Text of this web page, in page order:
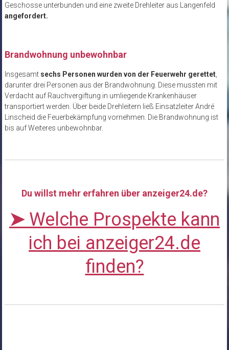
Geschosse unterbunden und eine zweite Drehleiter aus Langenfeld
angefordert.
Brandwohnung unbewohnbar
Insgesamt sechs Personen wurden von der Feuerwehr gerettet,
darunter drei Personen aus der Brandwohnung. Diese mussten mit
Verdacht auf Rauchvergiftung in umliegende Krankenhäuser
transportiert werden. Über beide Drehleitern ließ Einsatzleiter André
Linscheid die Feuerbekämpfung vornehmen. Die Brandwohnung ist
bis auf Weiteres unbewohnbar.
Du willst mehr erfahren über anzeiger24.de?
➤ Welche Prospekte kann
ich bei anzeiger24.de
finden?